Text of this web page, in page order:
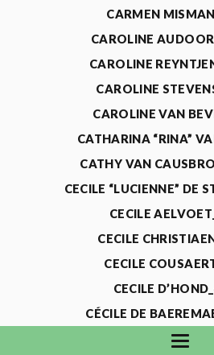
CARMEN
CAROLINE
CAROLINE
CAROLINE
CAROLINE VAN
CATHARINA “RINA”
CATHY VAN
CECILE “LUCIENNE” DE
CECILE
CECILE
CECILE
CECILE
CÉCILE DE
CECILE DE